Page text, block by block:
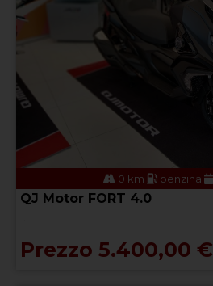
0 km benzina
QJ Motor FORT 4.0
.
Prezzo 5.400,00 €